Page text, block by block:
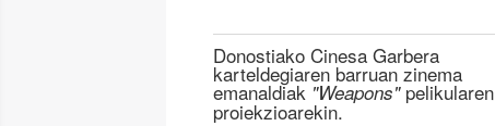
Donostiako Cinesa Garbera
karteldegiaren barruan zinema
emanaldiak "Weapons"pelikularen
proiekzioarekin.